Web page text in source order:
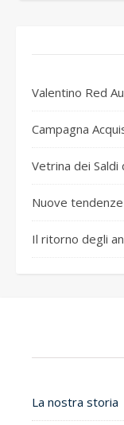
Valentino Red
Campagna
Vetrina dei Saldi
Nuove
Il ritorno degli
La nostra storia